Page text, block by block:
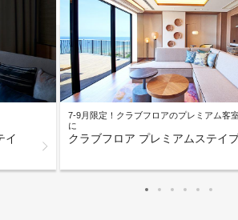
イ
7-9月限定！クラブフロアのプレミアム客
に
クラブフロア プレミアムステイ